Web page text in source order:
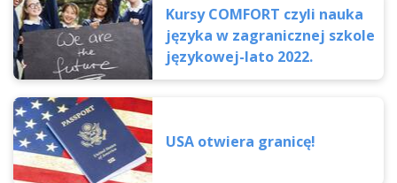
Kursy COMFORT czyli nauka
języka w zagranicznej szkole
językowej-lato 2022.
USA otwiera granicę!